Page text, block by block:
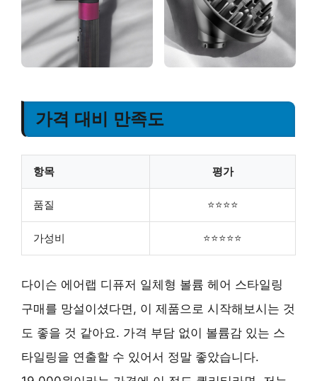
가격 대비 만족도
항목 평가
품질 ⭐⭐⭐⭐
가성비 ⭐⭐⭐⭐⭐
다이슨 에어랩 디퓨저 일체형 볼륨 헤어 스타일링
구매를 망설이셨다면, 이 제품으로 시작해보시는 것
도 좋을 것 같아요. 가격 부담 없이 볼륨감 있는 스
타일링을 연출할 수 있어서 정말 좋았습니다.